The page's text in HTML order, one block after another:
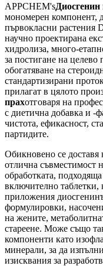
APPCHEM'sДиосгенин
мономерен компонент,
първокласни растения
научно проектирана
хидролиза, много-
за постигане на целево
обогатяване на
стандартизирани
прилагат в цялото
прахотговаря на
с диетична добавка и -
чистота, ефикасност,
партидите.
Обикновено се доставя
отлична съвместимост
обработката,
включително
приложения
формулировки,
на жените,
стареене. Може също
компоненти като
минерали, за да
изисквания за